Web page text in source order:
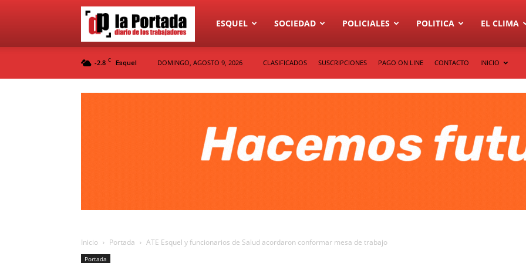
Diario
ESQUEL SOCIEDAD POLICIALES POLITICA EL CLIMA
-2.8 C Esquel DOMINGO, AGOSTO 9, 2026 CLASIFICADOS SUSCRIPCIONES PAGO ON LINE CONTACTO INICIO
Inicio Portada ATE Esquel y funcionarios de Salud acordaron conformar mesa de trabajo
Portada